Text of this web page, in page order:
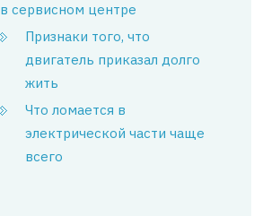
в сервисном центре
Признаки того, что
двигатель приказал долго
жить
Что ломается в
электрической части чаще
всего